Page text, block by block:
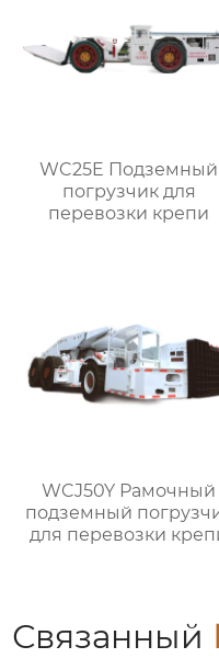
WC25E Подземный
погрузчик для
перевозки крепи
WCJ50Y Рамочный
подземный
для перевозки
Связанный